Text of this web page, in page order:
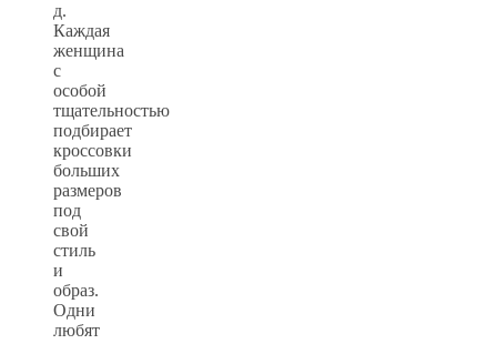
д.
Каждая
женщина
с
особой
тщательностью
подбирает
кроссовки
больших
размеров
под
свой
стиль
и
образ.
Одни
любят